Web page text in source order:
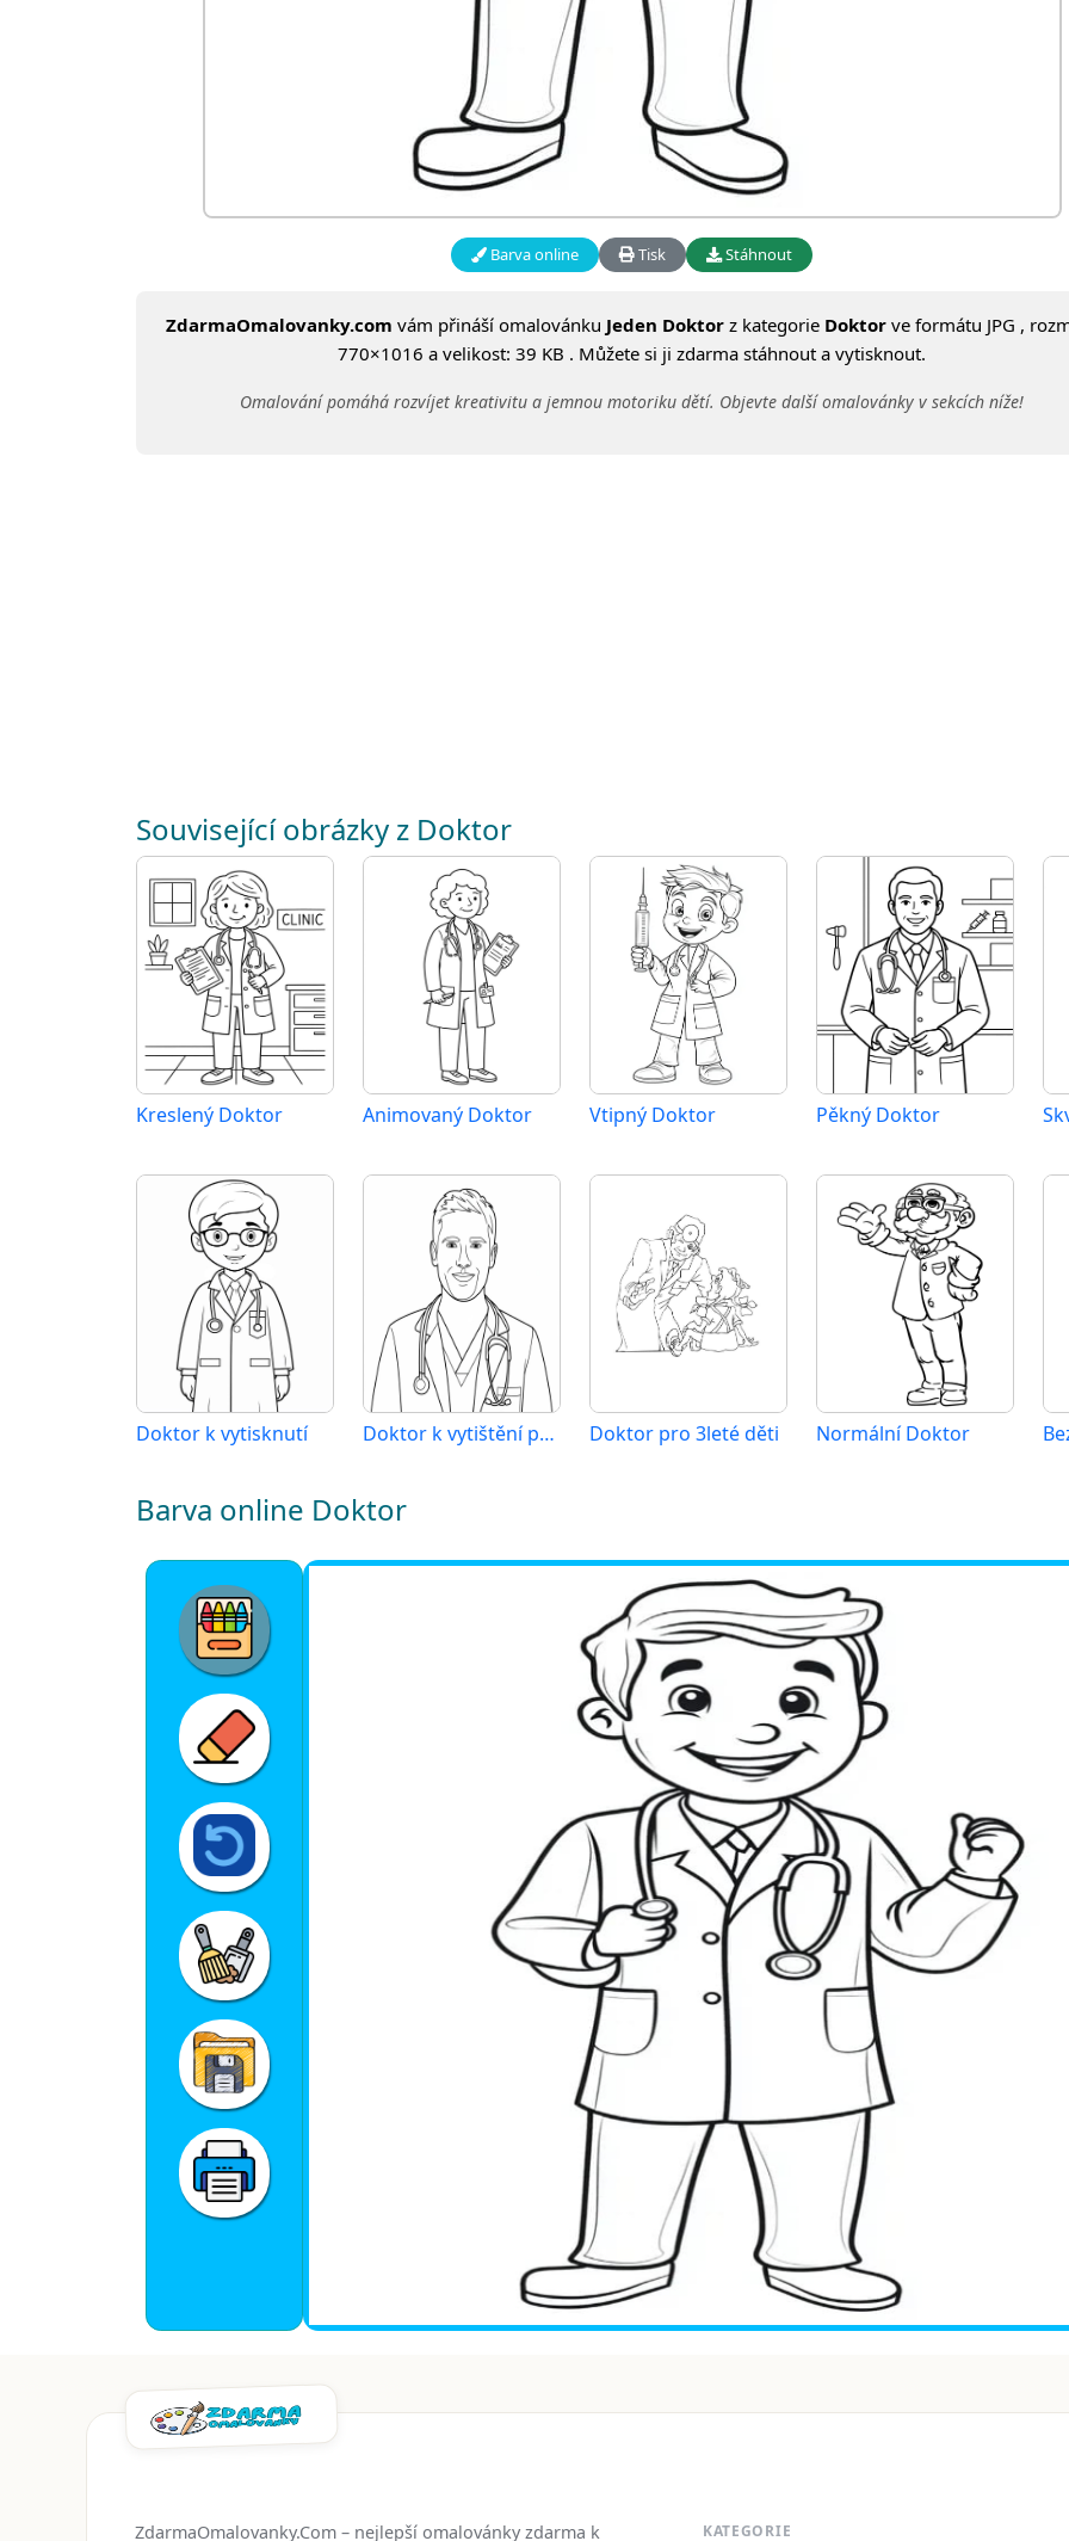
Barva online Tisk Stáhnout
ZdarmaOmalovanky.com vám přináší omalovánku Jeden Doktorz kategorie Doktorve formátu JPG ,
770×1016 a velikost: 39 KB . Můžete si ji zdarma stáhnout a vytisknout.
Omalování pomáhá rozvíjet kreativitu a jemnou motoriku dětí. Objevte další omalovánky v sekcích níže!
Související obrázky z Doktor
Kreslený Doktor Animovaný Doktor Vtipný Doktor Pěkný Doktor
Doktor k vytisknutí Doktor k vytištění pro děti Doktor pro 3leté děti Normální Doktor
Barva online Doktor
ZdarmaOmalovanky.Com – nejlepší omalovánky zdarma k KATEGORIE